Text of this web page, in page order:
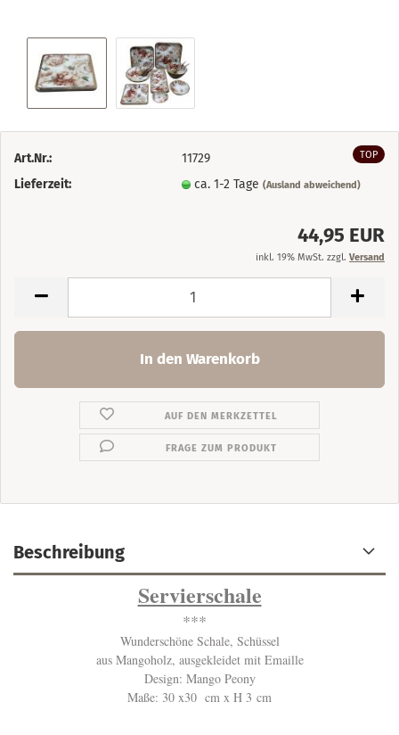
TOP
Art.Nr.:
11729
Lieferzeit:
ca. 1-2 Tage(Ausland abweichend)
44,95 EUR
inkl. 19% MwSt. zzgl. Versand
AUF DEN MERKZETTEL
FRAGE ZUM PRODUKT
Beschreibung
Servierschale
***
Wunderschöne Schale, Schüssel
aus Mangoholz, ausgekleidet mit Emaille
Design: Mango Peony
Maße: 30 x30 cm x H 3 cm